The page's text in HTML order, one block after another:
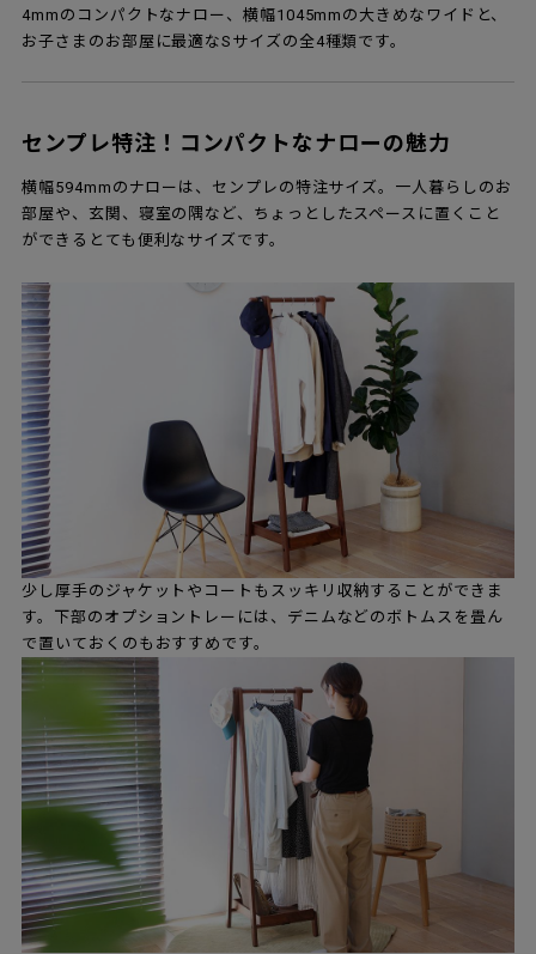
4mmのコンパクトなナロー、横幅1045mmの大きめなワイドと、
お子さまのお部屋に最適なSサイズの全4種類です。
センプレ特注！コンパクトなナローの魅力
横幅594mmのナローは、センプレの特注サイズ。一人暮らしのお
部屋や、玄関、寝室の隅など、ちょっとしたスペースに置くこと
ができるとても便利なサイズです。
少し厚手のジャケットやコートもスッキリ収納することができま
す。下部のオプショントレーには、デニムなどのボトムスを畳ん
で置いておくのもおすすめです。